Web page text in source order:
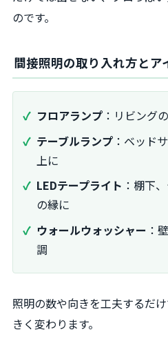
のです。
間接照明の取り入れ方とア
フロアランプ ：リビング
テーブルランプ ：ベッド
上に
LEDテープライト ：棚下
の縁に
ウォールウォッシャー ：
調
照明の数や向きを工夫するだ
きく変わります。